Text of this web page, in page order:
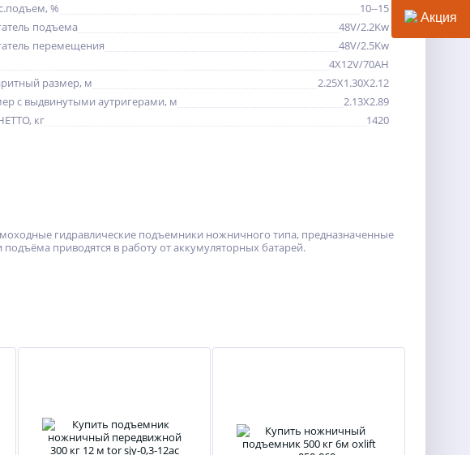
%
10--15
подъема
48V/2.2Kw
перемещения
48V/2.5Kw
4X12V/70AH
размер, м
2.25X1.30X2.12
с выдвинутыми аутригерами, м
2.13X2.89
кг
1420
гидравлические подъемники ножничного типа, предназначенные
приводятся в работу от аккумуляторных батарей.
Акция